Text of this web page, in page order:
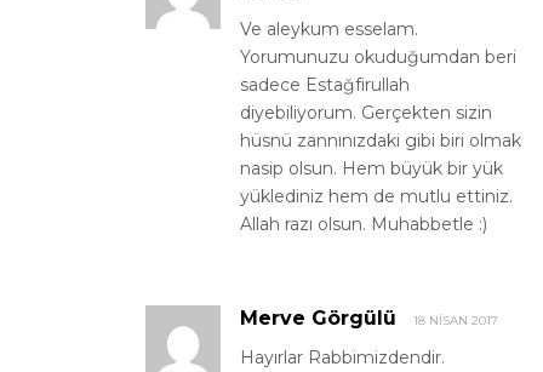
Ve aleykum esselam.
Yorumunuzu okuduğumdan beri
sadece Estağfirullah
diyebiliyorum. Gerçekten sizin
hüsnü zannınızdaki gibi biri olmak
nasip olsun. Hem büyük bir yük
yüklediniz hem de mutlu ettiniz.
Allah razı olsun. Muhabbetle :)
Merve Görgülü 18 NISAN 2017
Hayırlar Rabbimizdendir.